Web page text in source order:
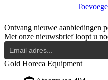
-5°C/+5°C
|
0.69kW
|
230V
|
Ontvang nieuwe aanbiedingen
Met onze nieuwsbrief loopt u
Gold Horeca Equipment